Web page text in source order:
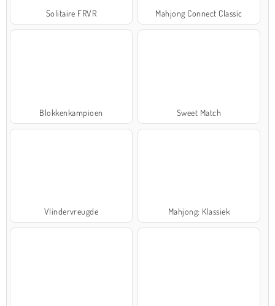
Solitaire FRVR Mahjong Connect Classic
Blokkenkampioen Sweet Match
Vlindervreugde Mahjong: Klassiek